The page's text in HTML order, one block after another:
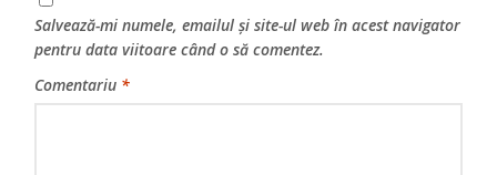
Salvează-mi numele, emailul și site-ul web în acest navigator
pentru data viitoare când o să comentez.
Comentariu *